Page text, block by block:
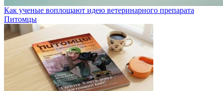
Как ученые воплощают идею ветеринарного препарата
Питомцы